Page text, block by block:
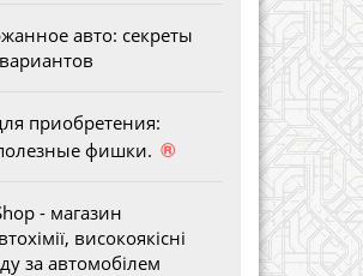
авто: секреты
приобретения:
фишки. ®
- магазин
високоякісні
за автомобілем